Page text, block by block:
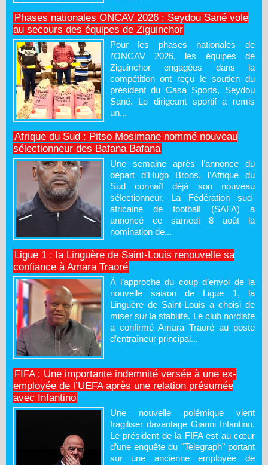
Phases nationales ONCAV 2026 : Seydou Sané vole
au secours des équipes de Ziguinchor
Pour les phases nationales de
l’ONCAV 2026, les équipes de
Ziguinchor engagées dans la
compétition ont reçu le soutien du
président du Casa Sports, Seydou
Sané. Le dirigeant sportif a remis
un...
Afrique du Sud : Pitso Mosimane nommé nouveau
sélectionneur des Bafana Bafana
Une semaine après l’annonce du
départ d’Hugo Broos, l’Afrique du
Sud connaît déjà son nouveau
sélectionneur. La Fédération sud-
africaine de football (SAFA) a
annoncé ce samedi 8 août la
nomination de...
Ligue 1 : la Linguère de Saint-Louis renouvelle sa
confiance à Amara Traoré
À l’approche du coup d’envoi de la
nouvelle saison de Ligue 1, la
Linguère de Saint-Louis a choisi de
miser sur la stabilité. Le club nordiste
a confirmé Amara Traoré au poste
d’entraîneur principal...
FIFA : Une importante indemnité versée à une ex-
employée de l’UEFA après une relation présumée
avec Infantino
Une nouvelle polémique vient
fragiliser davantage Gianni Infantino.
Le président de la FIFA est au cœur
d’une enquête du "Telegraph" portant
sur une ancienne employée de